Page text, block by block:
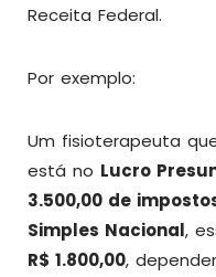
Receita Federal.
Por exemplo:
Um fisioterapeuta
está no Lucro
3.500,00 de
Simples Nacional,
R$ 1.800,00,